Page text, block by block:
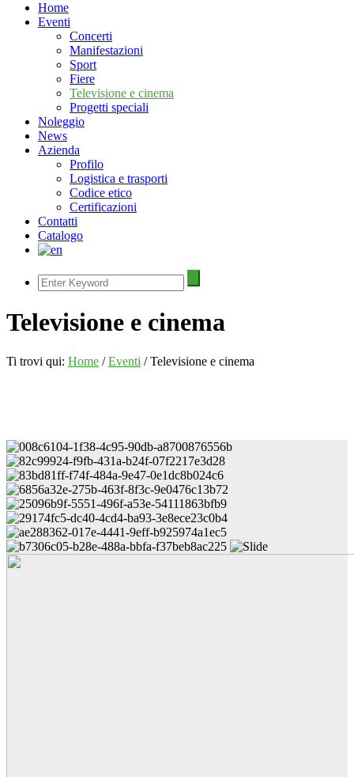
Home
Eventi
Concerti
Manifestazioni
Sport
Fiere
Televisione e cinema
Progetti speciali
Noleggio
News
Azienda
Profilo
Logistica e trasporti
Codice etico
Certificazioni
Contatti
Catalogo
Televisione e cinema
Ti trovi qui: Home /Eventi /Televisione e cinema